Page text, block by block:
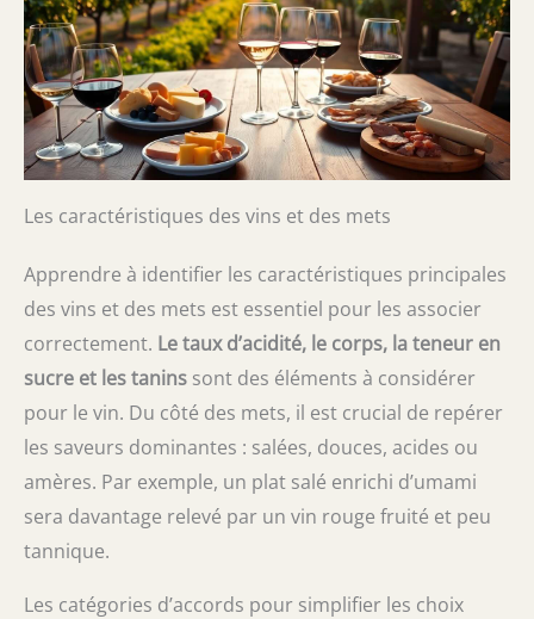
Les caractéristiques des vins et des mets
Apprendre à identifier les caractéristiques principales
des vins et des mets est essentiel pour les associer
correctement. Le taux d’acidité, le corps, la teneur en
sucre et les tanins sont des éléments à considérer
pour le vin. Du côté des mets, il est crucial de repérer
les saveurs dominantes : salées, douces, acides ou
amères. Par exemple, un plat salé enrichi d’umami
sera davantage relevé par un vin rouge fruité et peu
tannique.
Les catégories d’accords pour simplifier les choix